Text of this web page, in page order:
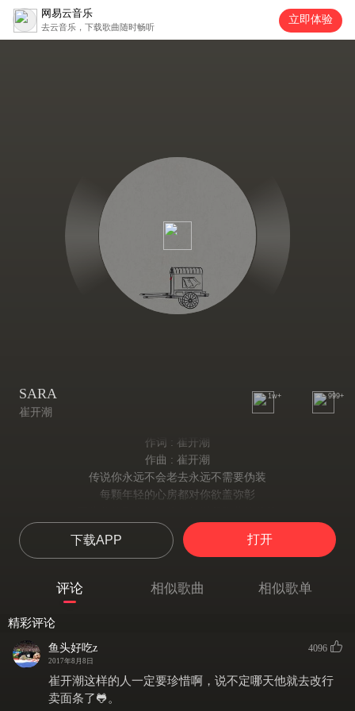
网易云音乐
去云音乐，下载歌曲随时畅听
立即体验
SARA
崔开潮
1w+ 999+
作词 : 崔开潮
作曲 : 崔开潮
传说你永远不会老去永远不需要伪装
每颗年轻的心房都对你欲盖弥彰
你的身体永远令我向往散发着栀子花的香
自由的SARA啊你知道年少的我不懂得忍让
如今北风吹
都是等待的脸庞
在这条路上
下载APP 打开
评论 相似歌曲 相似歌单
精彩评论
鱼头好吃z
2017年8月8日
4096
崔开潮这样的人一定要珍惜啊，说不定哪天他就去改行
卖面条了🐸。